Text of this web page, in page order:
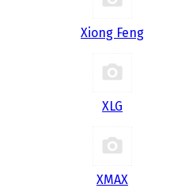
Xiong Feng
XLG
XMAX